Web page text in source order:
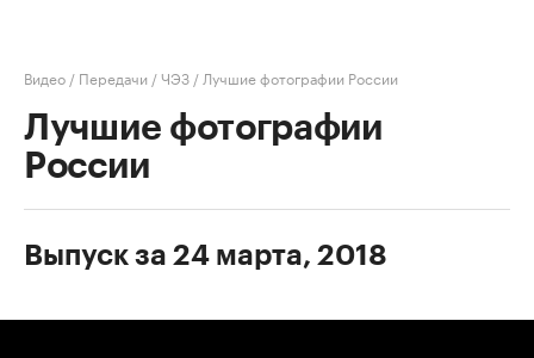
Видео / Передачи /ЧЭЗ / Лучшие фотографии России
Лучшие фотографии
России
Выпуск за 24 марта, 2018